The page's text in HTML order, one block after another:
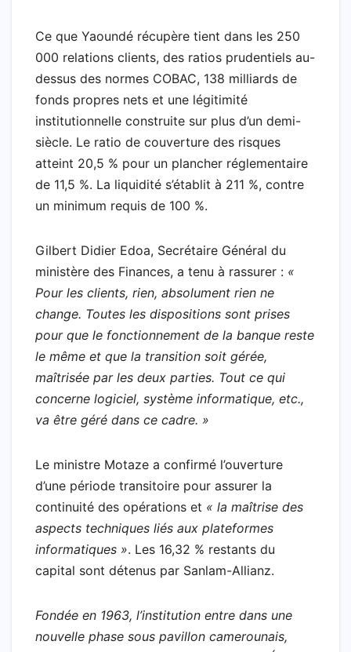
Ce que Yaoundé récupère tient dans les 250
000 relations clients, des ratios prudentiels au-
dessus des normes COBAC, 138 milliards de
fonds propres nets et une légitimité
institutionnelle construite sur plus d’un demi-
siècle. Le ratio de couverture des risques
atteint 20,5 % pour un plancher réglementaire
de 11,5 %. La liquidité s’établit à 211 %, contre
un minimum requis de 100 %.
Gilbert Didier Edoa, Secrétaire Général du
ministère des Finances, a tenu à rassurer : «
Pour les clients, rien, absolument rien ne
change. Toutes les dispositions sont prises
pour que le fonctionnement de la banque reste
le même et que la transition soit gérée,
maîtrisée par les deux parties. Tout ce qui
concerne logiciel, système informatique, etc.,
va être géré dans ce cadre. »
Le ministre Motaze a confirmé l’ouverture
d’une période transitoire pour assurer la
continuité des opérations et « la maîtrise des
aspects techniques liés aux plateformes
informatiques ». Les 16,32 % restants du
capital sont détenus par Sanlam-Allianz.
Fondée en 1963, l’institution entre dans une
nouvelle phase sous pavillon camerounais,